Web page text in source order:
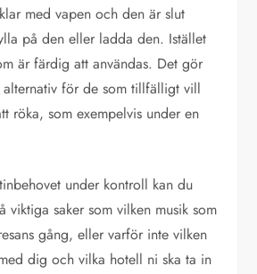
med vapen och den är slut
på den eller ladda den. Istället
är färdig att användas. Det gör
för de som tillfälligt vill
röka, som exempelvis under en
under kontroll kan du
viktiga saker som vilken musik som
gång, eller varför inte vilken
dig och vilka hotell ni ska ta in